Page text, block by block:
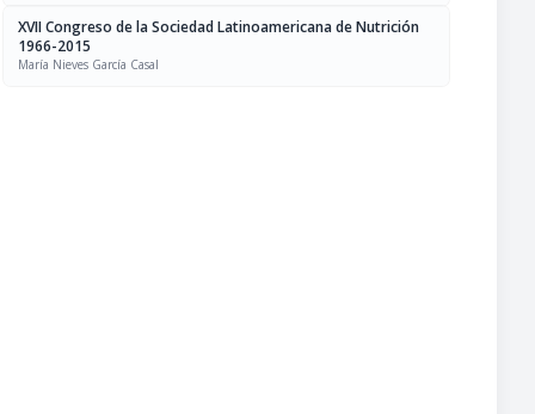
XVII Congreso de la Sociedad Latinoamericana de Nutrición
1966-2015
María Nieves García Casal